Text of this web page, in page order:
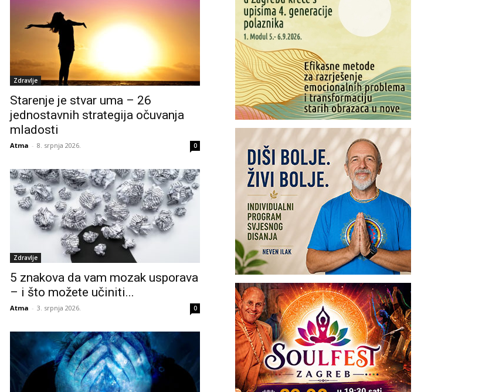
Zdravlje
Starenje je stvar uma – 26
jednostavnih strategija očuvanja
mladosti
Atma - 8. srpnja 2026. 0
Zdravlje
5 znakova da vam mozak usporava
– i što možete učiniti...
Atma - 3. srpnja 2026. 0